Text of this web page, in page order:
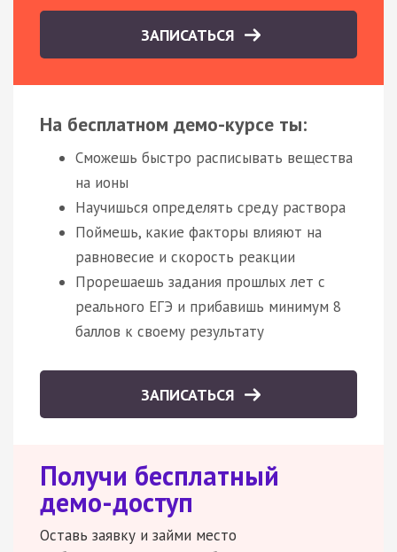
ЗАПИСАТЬСЯ
На бесплатном демо-курсе ты:
Сможешь быстро расписывать вещества
на ионы
Научишься определять среду раствора
Поймешь, какие факторы влияют на
равновесие и скорость реакции
Прорешаешь задания прошлых лет с
реального ЕГЭ и прибавишь минимум 8
баллов к своему результату
ЗАПИСАТЬСЯ
Получи бесплатный
демо-доступ
Оставь заявку и займи место